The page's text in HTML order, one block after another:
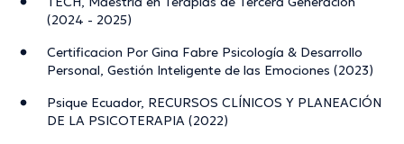
(2024 - 2025)
Certificacion Por Gina Fabre Psicología & Desarrollo
Personal, Gestión Inteligente de las Emociones (2023)
Psique Ecuador, RECURSOS CLÍNICOS Y PLANEACIÓN
DE LA PSICOTERAPIA (2022)